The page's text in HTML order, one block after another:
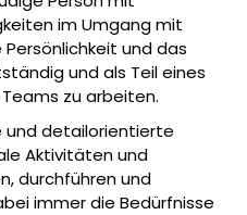
im Umgang mit
und das
und als Teil eines
zu arbeiten.
und detailorientierte
Aktivitäten und
durchführen und
immer die Bedürfnisse